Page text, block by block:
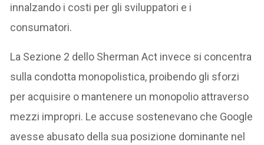
innalzando i costi per gli sviluppatori e i
consumatori.
La Sezione 2 dello Sherman Act invece si concentra
sulla condotta monopolistica, proibendo gli sforzi
per acquisire o mantenere un monopolio attraverso
mezzi impropri. Le accuse sostenevano che Google
avesse abusato della sua posizione dominante nel